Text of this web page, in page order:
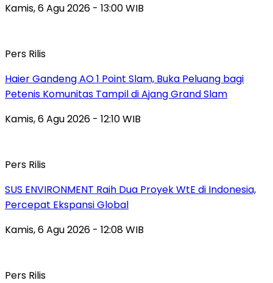
Kamis, 6 Agu 2026 - 13:00 WIB
Pers Rilis
Haier Gandeng AO 1 Point Slam, Buka Peluang bagi
Petenis Komunitas Tampil di Ajang Grand Slam
Kamis, 6 Agu 2026 - 12:10 WIB
Pers Rilis
SUS ENVIRONMENT Raih Dua Proyek WtE di Indonesia,
Percepat Ekspansi Global
Kamis, 6 Agu 2026 - 12:08 WIB
Pers Rilis